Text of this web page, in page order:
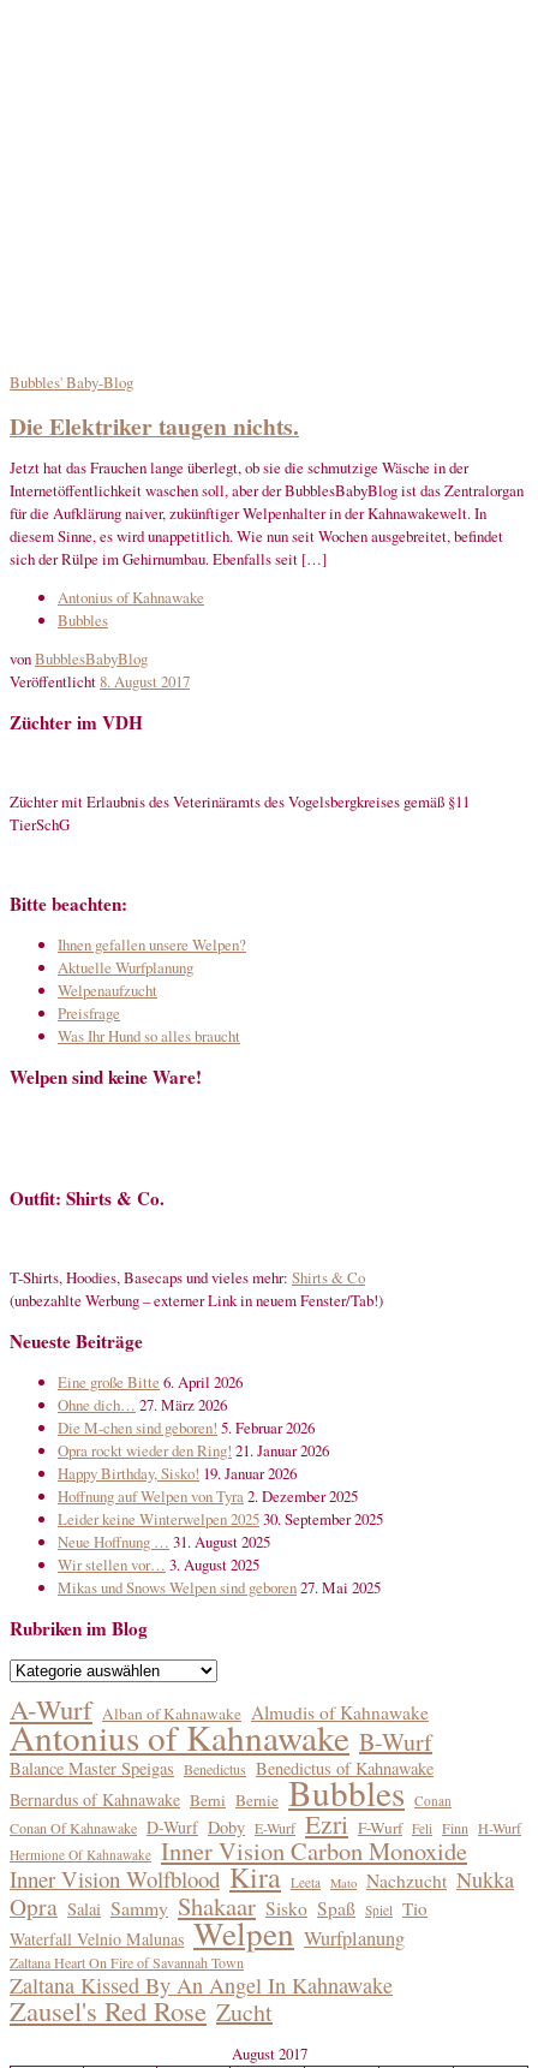
Bubbles' Baby-Blog
Die Elektriker taugen nichts.
Jetzt hat das Frauchen lange überlegt, ob sie die schmutzige Wäsche in der
Internetöffentlichkeit waschen soll, aber der BubblesBabyBlog ist das Zentralorgan
für die Aufklärung naiver, zukünftiger Welpenhalter in der Kahnawakewelt. In
diesem Sinne, es wird unappetitlich. Wie nun seit Wochen ausgebreitet, befindet
sich der Rülpe im Gehirnumbau. Ebenfalls seit […]
Antonius of Kahnawake
Bubbles
vonBubblesBabyBlog
Veröffentlicht8. August 2017
Züchter im VDH
Züchter mit Erlaubnis des Veterinäramts des Vogelsbergkreises gemäß §11
TierSchG
Bitte beachten:
Ihnen gefallen unsere Welpen?
Aktuelle Wurfplanung
Welpenaufzucht
Preisfrage
Was Ihr Hund so alles braucht
Welpen sind keine Ware!
Outfit: Shirts & Co.
T-Shirts, Hoodies, Basecaps und vieles mehr: Shirts & Co
(unbezahlte Werbung – externer Link in neuem Fenster/Tab!)
Neueste Beiträge
Eine große Bitte 6. April 2026
Ohne dich… 27. März 2026
Die M-chen sind geboren! 5. Februar 2026
Opra rockt wieder den Ring! 21. Januar 2026
Happy Birthday, Sisko! 19. Januar 2026
Hoffnung auf Welpen von Tyra2. Dezember 2025
Leider keine Winterwelpen 202530. September 2025
Neue Hoffnung … 31. August 2025
Wir stellen vor… 3. August 2025
Mikas und Snows Welpen sind geboren27. Mai 2025
Rubriken im Blog
Rubriken
Blog
A-Wurf Alban of Kahnawake Almudis of Kahnawake
Antonius of Kahnawake B-Wurf
Balance Master Speigas Benedictus Benedictus of Kahnawake
Bernardus of Kahnawake Berni Bernie Bubbles Conan
Conan Of Kahnawake D-Wurf Doby E-Wurf Ezri F-Wurf Feli Finn H-Wurf
Hermione Of Kahnawake Inner Vision Carbon Monoxide
Inner Vision Wolfblood Kira Leeta Mato Nachzucht Nukka
Opra Salai Sammy Shakaar Sisko Spaß Spiel Tio
Waterfall Velnio Malunas Welpen Wurfplanung
Zaltana Heart On Fire of Savannah Town
Zaltana Kissed By An Angel In Kahnawake
Zausel's Red Rose Zucht
August 2017